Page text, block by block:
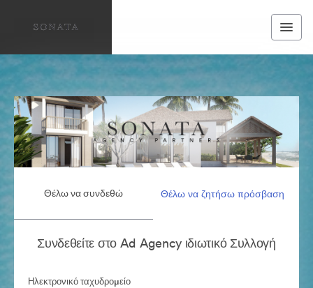
Θέλω να συνδεθώ Θέλω να ζητήσω πρόσβαση
Συνδεθείτε στο Ad Agency ιδιωτικό Συλλογή
Ηλεκτρονικό ταχυδρομείο